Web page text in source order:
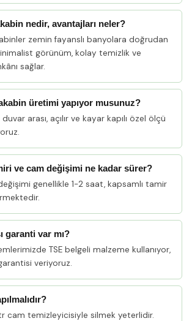
nedir, avantajları neler?
zemin fayanslı banyolara doğrudan
görünüm, kolay temizlik ve
sağlar.
üretimi yapıyor musunuz?
arası, açılır ve kayar kapılı özel ölçü
ve cam değişimi ne kadar sürer?
genellikle 1-2 saat, kapsamlı tamir
garanti var mı?
TSE belgeli malzeme kullanıyor,
veriyoruz.
cam temizleyicisiyle silmek yeterlidir.